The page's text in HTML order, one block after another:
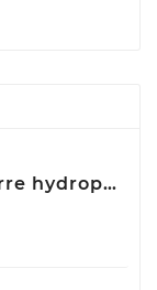
Traitement du verre hydrophobe Soft99 Ultra Glaco, 70 ml 10310